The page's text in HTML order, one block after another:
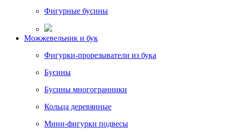
Фигурные бусины
Можжевельник и бук
Фигурки-прорезыватели из бука
Бусины
Бусины многогранники
Кольца деревянные
Мини-фигурки подвесы